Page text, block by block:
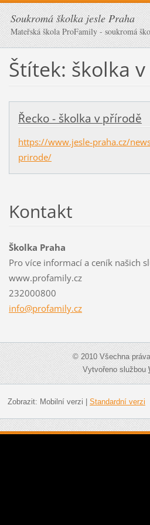
Soukromá školka jesle Praha
Mateřská škola ProFamily - soukromá
Štítek: školka
Řecko - školka v přírodě
https://www.jesle-praha.cz/
prirode/
Kontakt
Školka Praha
Pro více informací a ceník našich
www.profamily.cz
232000800
info@profamily.cz
© 2010 Všechna
Vytvořeno službou
Zobrazit: Mobilní verzi Standardní verzi